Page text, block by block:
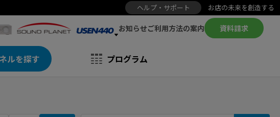
ヘルプ・サポート お店の未来を創造する
お知らせご利用方法の案内 資料請求
ルを探す プログラム